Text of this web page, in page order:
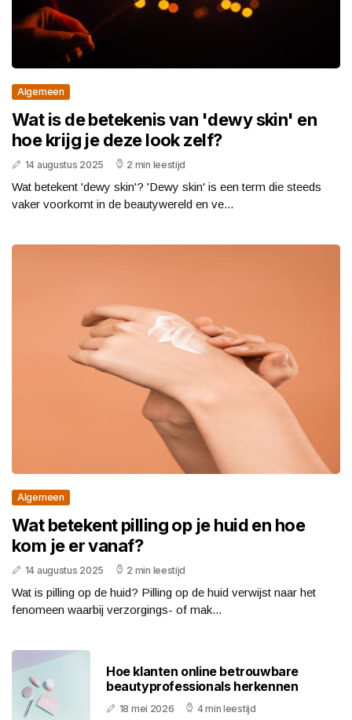
Algemeen
Wat is de betekenis van 'dewy skin' en
hoe krijg je deze look zelf?
14 augustus 2025 2 min leestijd
Wat betekent 'dewy skin'? 'Dewy skin' is een term die steeds
vaker voorkomt in de beautywereld en ve...
Algemeen
Wat betekent pilling op je huid en hoe
kom je er vanaf?
14 augustus 2025 2 min leestijd
Wat is pilling op de huid? Pilling op de huid verwijst naar het
fenomeen waarbij verzorgings- of mak...
Hoe klanten online betrouwbare
beautyprofessionals herkennen
18 mei 2026 4 min leestijd